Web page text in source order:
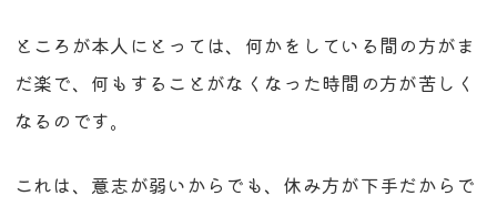
ところが本人にとっては、何かをしている間の方がま
だ楽で、何もすることがなくなった時間の方が苦しく
なるのです。
これは、意志が弱いからでも、休み方が下手だからで